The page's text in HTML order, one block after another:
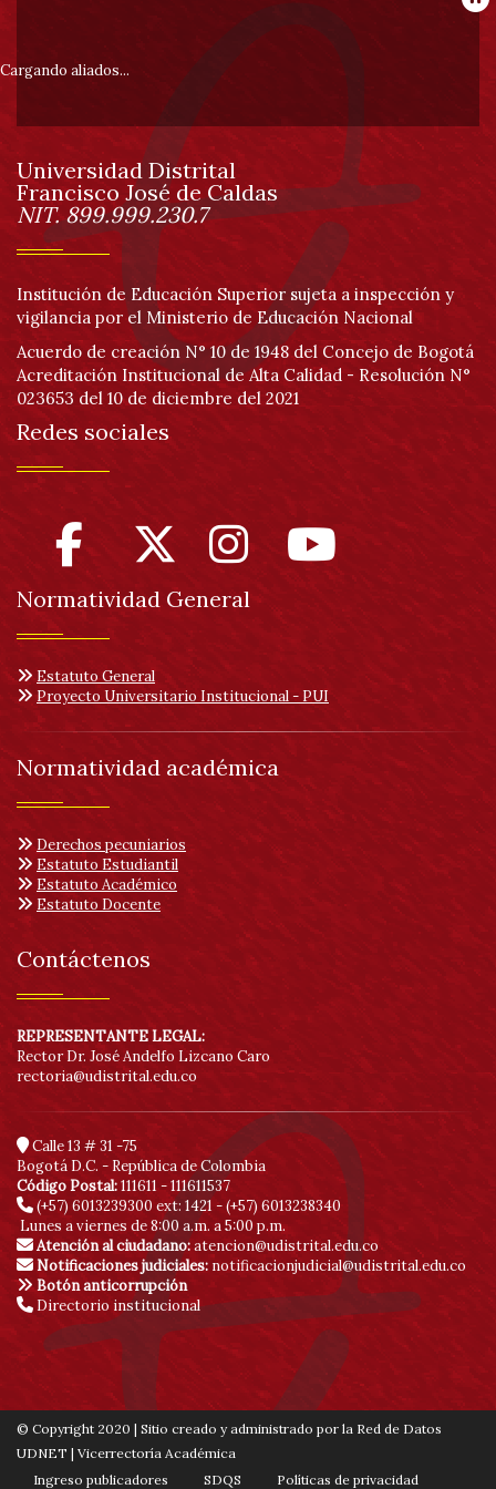
Información
pie
de
página
Cargando aliados...
Información
Universidad Distrital
Francisco José de Caldas
NIT. 899.999.230.7
Institución de Educación Superior sujeta a inspección y
vigilancia por el Ministerio de Educación Nacional
Acuerdo de creación N° 10 de 1948 del Concejo de Bogotá
Acreditación Institucional de Alta Calidad - Resolución N°
023653 del 10 de diciembre del 2021
Redes sociales
Normatividad General
Estatuto General
Proyecto Universitario Institucional - PUI
Normatividad académica
Derechos pecuniarios
Estatuto Estudiantil
Estatuto Académico
Estatuto Docente
Contáctenos
REPRESENTANTE LEGAL:
Rector Dr. José Andelfo Lizcano Caro
rectoria@udistrital.edu.co
Calle 13 # 31 -75
Bogotá D.C. - República de Colombia
Código Postal:111611 - 111611537
(+57) 6013239300 ext: 1421 - (+57) 6013238340
Lunes a viernes de 8:00 a.m. a 5:00 p.m.
Atención al ciudadano:atencion@udistrital.edu.co
Notificaciones judiciales: notificacionjudicial@udistrital.edu.co
Botón anticorrupción
Directorio institucional
© Copyright 2020 | Sitio creado y administrado por la Red de Datos
UDNET | Vicerrectoría Académica
Ingreso publicadores
SDQS
Políticas de privacidad